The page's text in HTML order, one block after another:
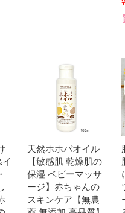
天然ホホバオイル
【敏感肌 乾燥肌の
保湿 ベビーマッサ
ージ】赤ちゃんの
スキンケア【無農